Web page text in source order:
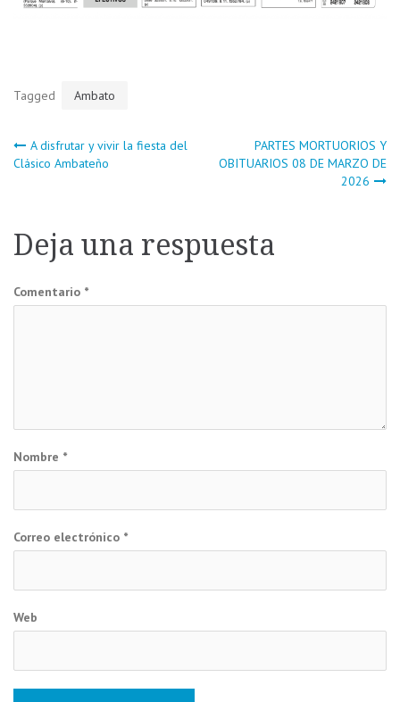
Tagged Ambato
Navegación
entradas
A disfrutar y vivir la fiesta del
Clásico Ambateño
PARTES MORTUORIOS Y
OBITUARIOS 08 DE MARZO DE
2026
Deja una respuesta
Comentario *
Nombre *
Correo electrónico *
Web